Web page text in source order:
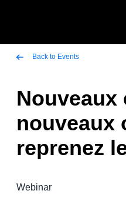
Back to Events
Nouveaux
nouveaux
reprenez
Webinar